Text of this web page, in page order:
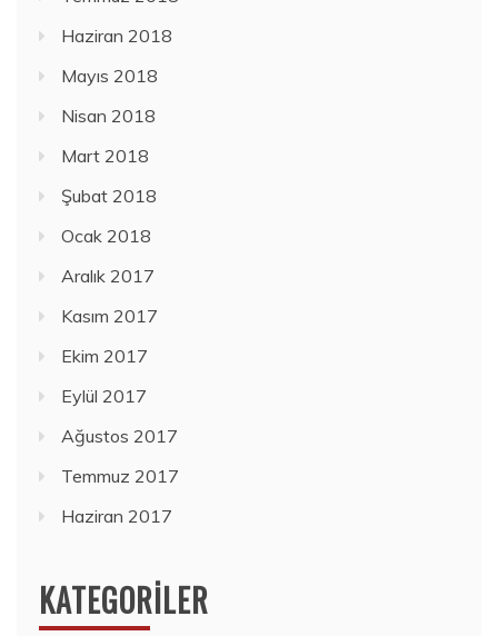
Haziran 2018
Mayıs 2018
Nisan 2018
Mart 2018
Şubat 2018
Ocak 2018
Aralık 2017
Kasım 2017
Ekim 2017
Eylül 2017
Ağustos 2017
Temmuz 2017
Haziran 2017
KATEGORILER